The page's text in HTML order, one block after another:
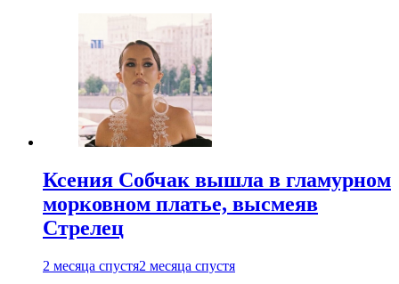
Ксения Собчак вышла в гламурном
морковном платье, высмеяв
Стрелец
2 месяца спустя2 месяца спустя